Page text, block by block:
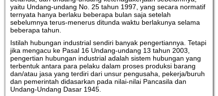
yaitu Undang-undang No. 25 tahun 1997, yang secara normatif
ternyata hanya berlaku beberapa bulan saja setelah
sebelumnya terus-menerus ditunda waktu berlakunya selama
beberapa tahun.
Istilah hubungan industrial sendiri banyak pengertiannya. Tetapi
jika mengacu ke Pasal 16 Undang-undang 13 tahun 2003,
pengertian hubungan industrial adalah sistem hubungan yang
terbentuk antara para pelaku dalam proses produksi barang
dan/atau jasa yang terdiri dari unsur pengusaha, pekerja/buruh
dan pemerintah didasarkan pada nilai-nilai Pancasila dan
Undang-Undang Dasar 1945.